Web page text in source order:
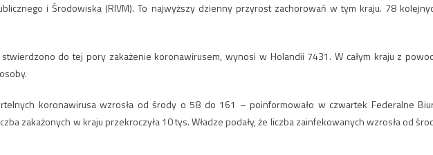
i Środowiska (RIVM). To najwyższy dzienny przyrost zachorowań w tym kraju. 78
do tej pory zakażenie koronawirusem, wynosi w Holandii 7431. W całym kraju z
koronawirusa wzrosła od środy o 58 do 161 – poinformowało w czwartek Federalne
zakażonych w kraju przekroczyła 10 tys. Władze podały, że liczba zainfekowanych wzrosła od